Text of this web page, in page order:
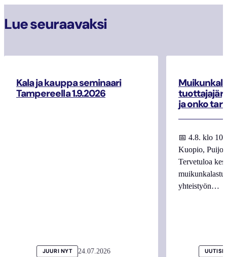
Lue seuraavaksi
Kala ja kauppa seminaari
Tampereella 1.9.2026
JUURI NYT 24.07.2026
ja onko
📅 4.8. klo
Kuopio,
Tervetuloa
yhteistyön…